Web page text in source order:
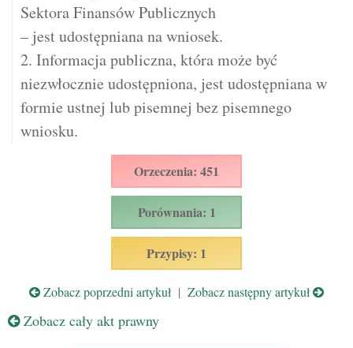
Sektora Finansów Publicznych
– jest udostępniana na wniosek.
2. Informacja publiczna, która może być
niezwłocznie udostępniona, jest udostępniana w
formie ustnej lub pisemnej bez pisemnego
wniosku.
Orzeczenia: 451
Porównania: 1
Przypisy: 1
Zobacz poprzedni artykuł | Zobacz następny artykuł
Zobacz cały akt prawny